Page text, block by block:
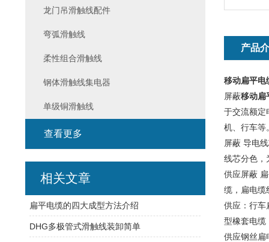
产品
移动扁平电
屏蔽移动扁
于交流额定
机、行车等
屏蔽 导电
线芯分色，
供应屏蔽扁
缆，扁电缆
供应：行车
型橡套电缆
供应钢丝扁
龙门吊滑触线配件
弯弧滑触线
柔性组合滑触线
钢体滑触线集电器
单级铜滑触线
查看更多
相关文章
扁平电缆的四大成型方法介绍
DHG多极管式滑触线装卸简单